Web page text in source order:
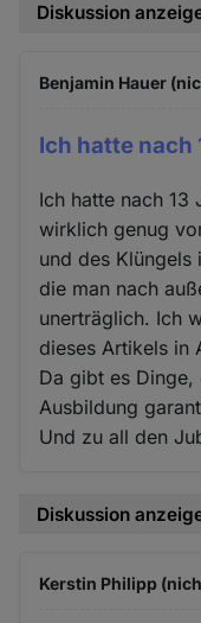
Diskussion
Benjamin Hauer
Ich hatte nach
Ich hatte nach 13
wirklich genug
und des Klüngels
die man nach
unerträglich. Ich
dieses Artikels in
Da gibt es
Ausbildung
Und zu all den
Diskussion
Kerstin Philipp